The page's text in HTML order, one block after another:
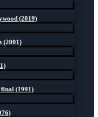
(2019)
(2001)
(1991)